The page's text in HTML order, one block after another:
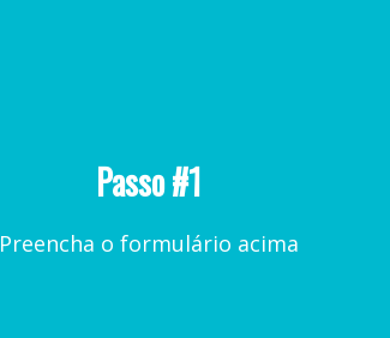
Passo #1
Preencha o formulário acima